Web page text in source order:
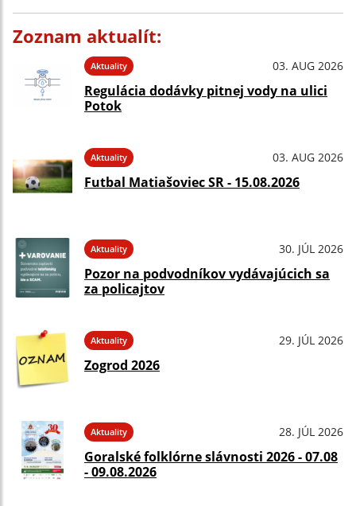
Zoznam aktualít:
Aktuality 03. AUG 2026
Regulácia dodávky pitnej vody na ulici
Potok
Aktuality 03. AUG 2026
Futbal Matiašoviec SR - 15.08.2026
Aktuality 30. JÚL 2026
Pozor na podvodníkov vydávajúcich sa
za policajtov
Aktuality 29. JÚL 2026
Zogrod 2026
Aktuality 28. JÚL 2026
Goralské folklórne slávnosti 2026 - 07.08
- 09.08.2026